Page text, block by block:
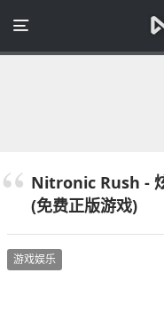
Nitronic Rush -
(免费正版游戏)
游戏娱乐